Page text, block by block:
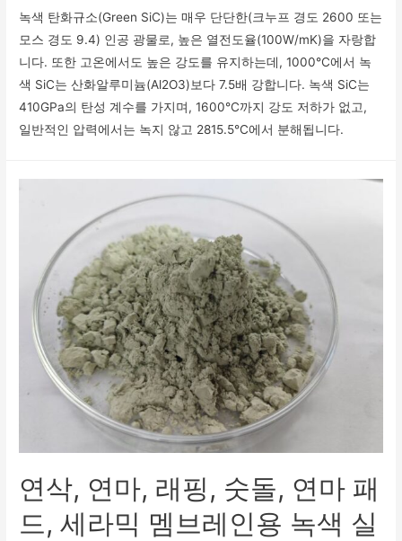
녹색 탄화규소(Green SiC)는 매우 단단한(크누프 경도 2600 또는
모스 경도 9.4) 인공 광물로, 높은 열전도율(100W/mK)을 자랑합
니다. 또한 고온에서도 높은 강도를 유지하는데, 1000°C에서 녹
색 SiC는 산화알루미늄(Al2O3)보다 7.5배 강합니다. 녹색 SiC는
410GPa의 탄성 계수를 가지며, 1600°C까지 강도 저하가 없고,
일반적인 압력에서는 녹지 않고 2815.5°C에서 분해됩니다.
연삭, 연마, 래핑, 숫돌, 연마 패
드, 세라믹 멤브레인용 녹색 실